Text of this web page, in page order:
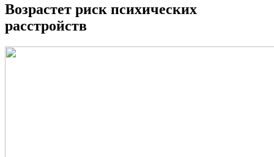
Возрастет риск психических
расстройств